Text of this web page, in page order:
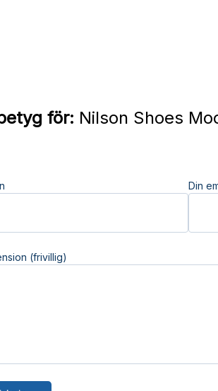
för: Nilson Shoes
Din
(frivillig)